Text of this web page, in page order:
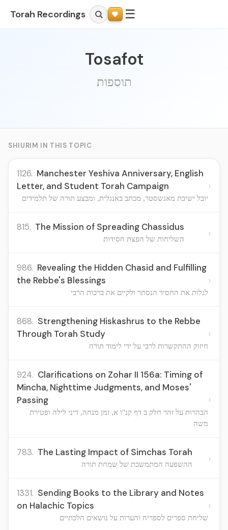
Torah Recordings ☰
Tosafot
תוספות
SHIURIM IN THIS TOPIC
1126. Manchester Yeshiva Anniversary, English
Letter, and Student Torah Campaign
יובל ישיבת מאנשסטר, מכתב באנגלית, ומבצע תורה של תלמידים
›
815. The Mission of Spreading Chassidus
השליחות של הפצת חסידות ›
986. Revealing the Hidden Chasid and Fulfilling
the Rebbe's Blessings
לגלות את החסיד הנסתר ולקיים את ברכות הרבי
›
868. Strengthening Hiskashrus to the Rebbe
Through Torah Study
חיזוק ההתקשרות לרבי על ידי לימוד תורה
›
924. Clarifications on Zohar II 156a: Timing of
Mincha, Nighttime Judgments, and Moses'
Passing
הבהרות על זהר חלק ב דף קנ"ו א, זמן מנחה, דיני לילה ופטירת
משה
›
783. The Lasting Impact of Simchas Torah
ההשפעה המתמשכת של שמחת תורה ›
1331. Sending Books to the Library and Notes
on Halachic Topics
שליחת ספרים לספריה והערות על נושאים הלכתיים
›